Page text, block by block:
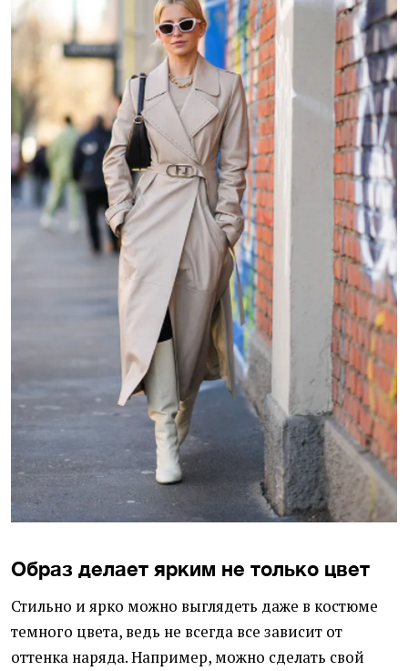
Образ делает ярким не только цвет
Стильно и ярко можно выглядеть даже в костюме
темного цвета, ведь не всегда все зависит от
оттенка наряда. Например, можно сделать свой